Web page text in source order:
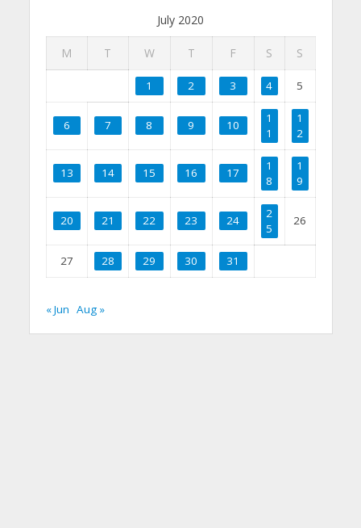
July 2020
M T W T F S S
1 2 3 4 5
6 7 8 9 10
1
1
1
2
13 14 15 16 17
1
8
1
9
20 21 22 23 24
2
5
26
27 28 29 30 31
« Jun Aug »